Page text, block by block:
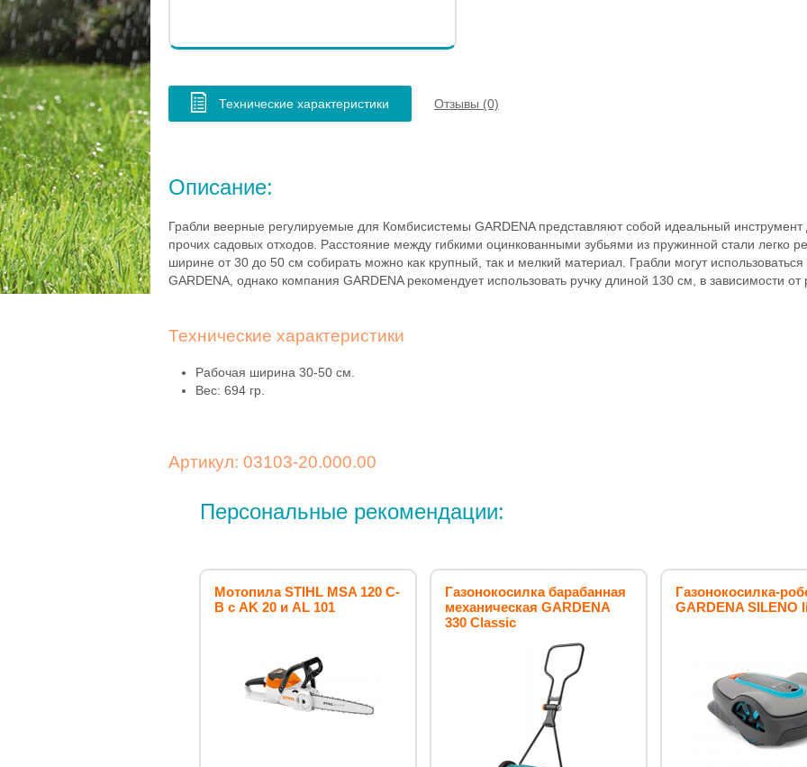
Технические характеристики Отзывы (0)
Описание:
Грабли веерные регулируемые для Комбисистемы GARDENA представляют собой идеальный
прочих садовых отходов. Расстояние между гибкими оцинкованными зубьями из пружинной стали легко
ширине от 30 до 50 см собирать можно как крупный, так и мелкий материал. Грабли могут
GARDENA, однако компания GARDENA рекомендует использовать ручку длиной 130 см, в зависимости от
Технические характеристики
Рабочая ширина 30-50 см.
Вес: 694 гр.
Артикул: 03103-20.000.00
Персональные рекомендации:
Мотопила STIHL MSA 120 C-
B с AK 20 и AL 101
Газонокосилка барабанная
механическая GARDENA
330 Classic
Газонокосилка-
GARDENA SILENO